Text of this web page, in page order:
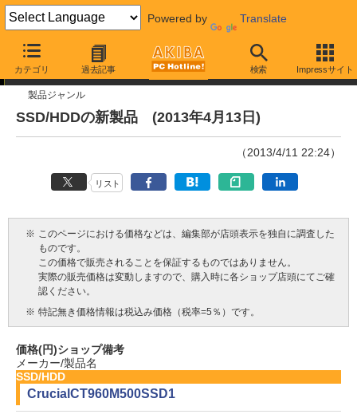
Powered by Translate
カテゴリ 過去記事 検索 Impressサイト
今週見つけた新製品
製品ジャンル
SSD/HDDの新製品 (2013年4月13日)
（2013/4/11 22:24）
リスト
※ このページにおける価格などは、編集部が店頭表示を独自に調査した
ものです。
この価格で販売されることを保証するものではありません。
実際の販売価格は変動しますので、購入時に各ショップ店頭にてご確
認ください。
※ 特記無き価格情報は税込み価格（税率=5％）です。
価格(円)ショップ備考
メーカー/製品名
SSD/HDD
Crucial CT960M500SSD1